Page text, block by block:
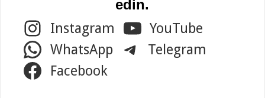
edin.
Instagram
YouTube
WhatsApp
Telegram
Facebook